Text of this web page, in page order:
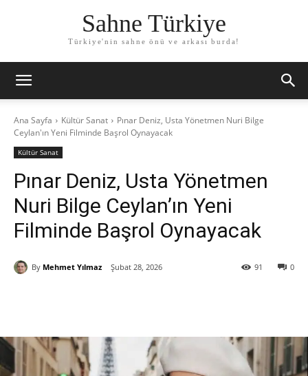
Sahne Türkiye
Türkiye'nin sahne önü ve arkası burda!
Ana Sayfa Kültür Sanat
Pınar Deniz, Usta Yönetmen Nuri Bilge
Ceylan'ın Yeni Filminde Başrol Oynayacak
Kültür Sanat
Pınar Deniz, Usta Yönetmen
Nuri Bilge Ceylan’ın Yeni
Filminde Başrol Oynayacak
By Mehmet Yılmaz Şubat 28, 2026 0
91